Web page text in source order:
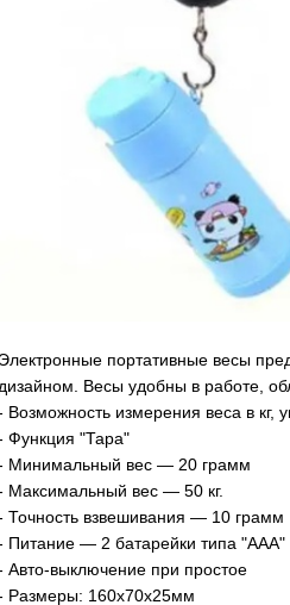
Электронные портативные весы
дизайном. Весы удобны в работе,
Возможность измерения веса в кг,
Функция "Тара"
Минимальный вес ― 20 грамм
Максимальный вес ― 50 кг.
Точность взвешивания ― 10 грамм
Питание ― 2 батарейки типа "ААА"
Авто-выключение при простое
Размеры: 160x70x25мм